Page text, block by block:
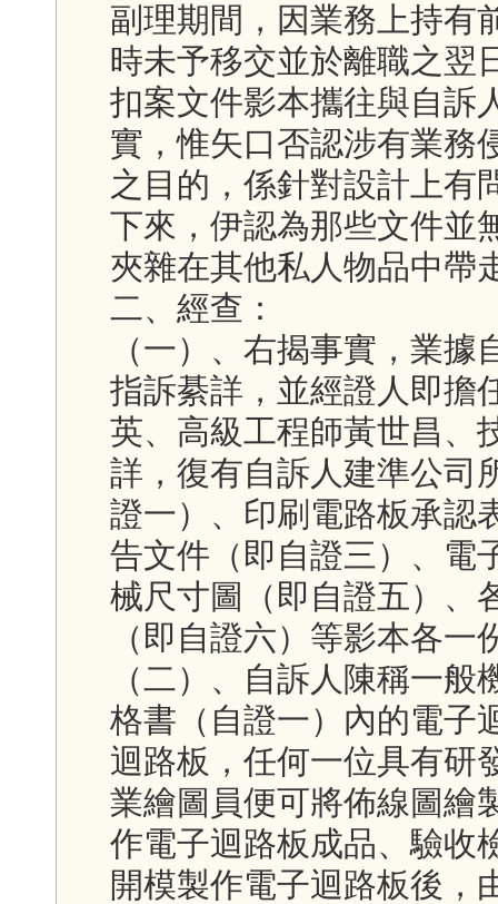
副理期間，因業務上持有
時未予移交並於離職之翌
扣案文件影本攜往與自訴
實，惟矢口否認涉有業務
之目的，係針對設計上有
下來，伊認為那些文件並
夾雜在其他私人物品中帶
二、經查：
（一）、右揭事實，業
指訴綦詳，並經證人即擔
英、高級工程師黃世昌、
詳，復有自訴人建準公司
證一）、印刷電路板承認
告文件（即自證三）、電
械尺寸圖（即自證五）、
（即自證六）等影本各一
（二）、自訴人陳稱一
格書（自證一）內的電子
迴路板，任何一位具有研
業繪圖員便可將佈線圖繪
作電子迴路板成品、驗收
開模製作電子迴路板後，